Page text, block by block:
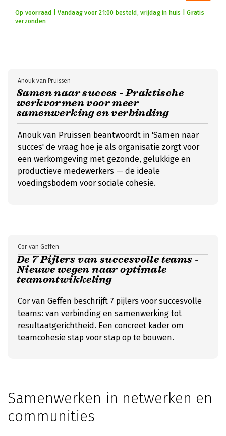
Op voorraad | Vandaag voor 21:00 besteld, vrijdag in huis | Gratis
verzonden
Samen naar succes - Praktische
werkvormen voor meer
samenwerking en verbinding
Anouk van Pruissen
Anouk van Pruissen beantwoordt in 'Samen naar
succes' de vraag hoe je als organisatie zorgt voor
een werkomgeving met gezonde, gelukkige en
productieve medewerkers — de ideale
voedingsbodem voor sociale cohesie.
De 7 Pijlers van succesvolle teams -
Nieuwe wegen naar optimale
teamontwikkeling
Cor van Geffen
Cor van Geffen beschrijft 7 pijlers voor succesvolle
teams: van verbinding en samenwerking tot
resultaatgerichtheid. Een concreet kader om
teamcohesie stap voor stap op te bouwen.
Samenwerken in netwerken en
communities